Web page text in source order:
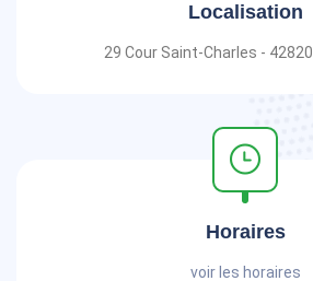
Localisation
29 Cour Saint-Charles -
Horaires
voir les horaires